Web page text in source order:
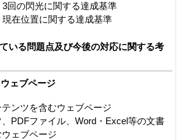
3回の閃光に関する達成基準
現在位置に関する達成基準
いる問題点及び今後の対応に関する考
ェブページ
ンツを含むウェブページ
PDFファイル、Word・Excel等の文書
ェブページ